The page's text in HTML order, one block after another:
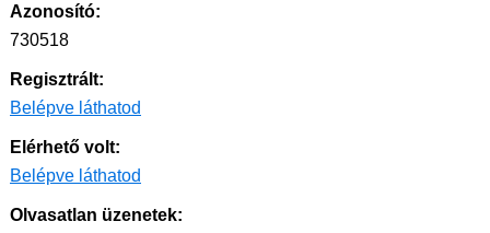
Azonosító:
730518
Regisztrált:
Belépve láthatod
Elérhető volt:
Belépve láthatod
Olvasatlan üzenetek: